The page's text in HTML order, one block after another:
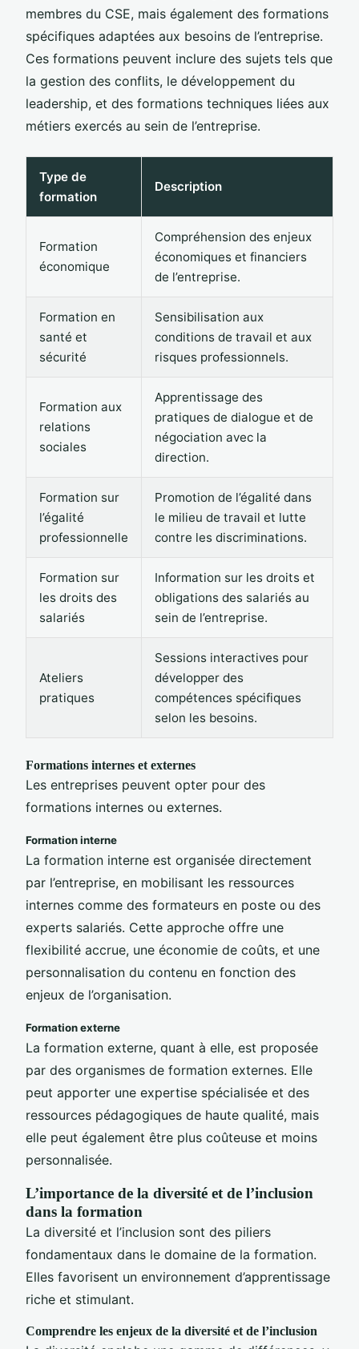
membres du CSE, mais également des formations
spécifiques adaptées aux besoins de l’entreprise.
Ces formations peuvent inclure des sujets tels que
la gestion des conflits, le développement du
leadership, et des formations techniques liées aux
métiers exercés au sein de l’entreprise.
Type de
formation
Description
Formation
économique
Compréhension des enjeux
économiques et financiers
de l’entreprise.
Formation en
santé et
sécurité
Sensibilisation aux
conditions de travail et aux
risques professionnels.
Formation aux
relations
sociales
Apprentissage des
pratiques de dialogue et de
négociation avec la
direction.
Formation sur
l’égalité
professionnelle
Promotion de l’égalité dans
le milieu de travail et lutte
contre les discriminations.
Formation sur
les droits des
salariés
Information sur les droits et
obligations des salariés au
sein de l’entreprise.
Ateliers
pratiques
Sessions interactives pour
développer des
compétences spécifiques
selon les besoins.
Formations internes et externes
Les entreprises peuvent opter pour des
formations internes ou externes.
Formation interne
La formation interne est organisée directement
par l’entreprise, en mobilisant les ressources
internes comme des formateurs en poste ou des
experts salariés. Cette approche offre une
flexibilité accrue, une économie de coûts, et une
personnalisation du contenu en fonction des
enjeux de l’organisation.
Formation externe
La formation externe, quant à elle, est proposée
par des organismes de formation externes. Elle
peut apporter une expertise spécialisée et des
ressources pédagogiques de haute qualité, mais
elle peut également être plus coûteuse et moins
personnalisée.
L’importance de la diversité et de l’inclusion
dans la formation
La diversité et l’inclusion sont des piliers
fondamentaux dans le domaine de la formation.
Elles favorisent un environnement d’apprentissage
riche et stimulant.
Comprendre les enjeux de la diversité et de l’inclusion